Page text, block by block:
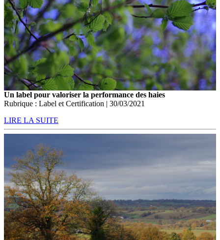
Un label pour valoriser la performance des haies
Rubrique : Label et Certification | 30/03/2021
LIRE LA SUITE